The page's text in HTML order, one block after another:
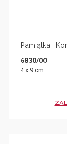
Pamiątka I
6830/0O
4 x 9 cm